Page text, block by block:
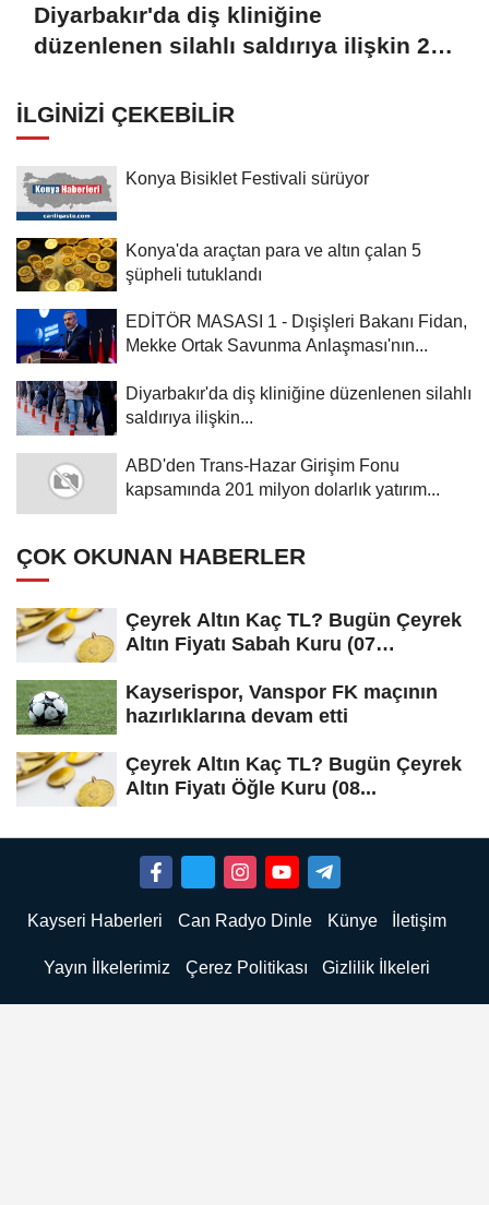
Diyarbakır'da diş kliniğine
düzenlenen silahlı saldırıya ilişkin 2
İLGINIZI ÇEKEBILIR
Konya Bisiklet Festivali sürüyor
Konya'da araçtan para ve altın çalan 5
şüpheli tutuklandı
EDİTÖR MASASI 1 - Dışişleri Bakanı Fidan,
Mekke Ortak Savunma Anlaşması'nın...
Diyarbakır'da diş kliniğine düzenlenen silahlı
saldırıya ilişkin...
ABD'den Trans-Hazar Girişim Fonu
kapsamında 201 milyon dolarlık yatırım...
ÇOK OKUNAN HABERLER
Çeyrek Altın Kaç TL? Bugün Çeyrek
Altın Fiyatı Sabah Kuru (07
Kayserispor, Vanspor FK maçının
hazırlıklarına devam etti
Çeyrek Altın Kaç TL? Bugün Çeyrek
Altın Fiyatı Öğle Kuru (08...
Kayseri Haberleri Can Radyo Dinle Künye İletişim
Yayın İlkelerimiz Çerez Politikası Gizlilik İlkeleri